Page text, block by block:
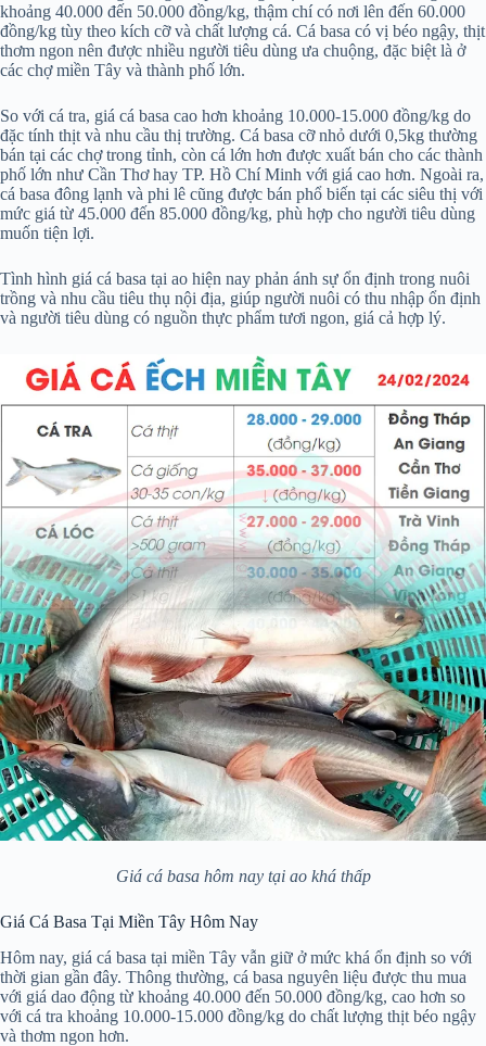
khoảng 40.000 đến 50.000 đồng/kg, thậm chí có nơi lên đến 60.000
đồng/kg tùy theo kích cỡ và chất lượng cá. Cá basa có vị béo ngậy, thịt
thơm ngon nên được nhiều người tiêu dùng ưa chuộng, đặc biệt là ở
các chợ miền Tây và thành phố lớn.
So với cá tra, giá cá basa cao hơn khoảng 10.000-15.000 đồng/kg do
đặc tính thịt và nhu cầu thị trường. Cá basa cỡ nhỏ dưới 0,5kg thường
bán tại các chợ trong tỉnh, còn cá lớn hơn được xuất bán cho các thành
phố lớn như Cần Thơ hay TP. Hồ Chí Minh với giá cao hơn. Ngoài ra,
cá basa đông lạnh và phi lê cũng được bán phổ biến tại các siêu thị với
mức giá từ 45.000 đến 85.000 đồng/kg, phù hợp cho người tiêu dùng
muốn tiện lợi.
Tình hình giá cá basa tại ao hiện nay phản ánh sự ổn định trong nuôi
trồng và nhu cầu tiêu thụ nội địa, giúp người nuôi có thu nhập ổn định
và người tiêu dùng có nguồn thực phẩm tươi ngon, giá cả hợp lý.
Giá cá basa hôm nay tại ao khá thấp
Giá Cá Basa Tại Miền Tây Hôm Nay
Hôm nay, giá cá basa tại miền Tây vẫn giữ ở mức khá ổn định so với
thời gian gần đây. Thông thường, cá basa nguyên liệu được thu mua
với giá dao động từ khoảng 40.000 đến 50.000 đồng/kg, cao hơn so
với cá tra khoảng 10.000-15.000 đồng/kg do chất lượng thịt béo ngậy
và thơm ngon hơn.